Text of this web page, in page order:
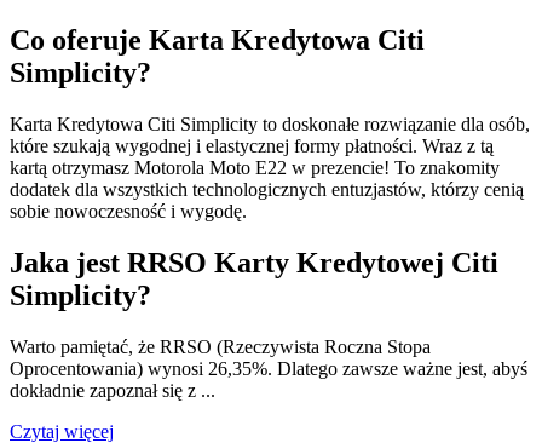
Co oferuje Karta Kredytowa Citi
Simplicity?
Karta Kredytowa Citi Simplicity to doskonałe rozwiązanie dla osób,
które szukają wygodnej i elastycznej formy płatności. Wraz z tą
kartą otrzymasz Motorola Moto E22 w prezencie! To znakomity
dodatek dla wszystkich technologicznych entuzjastów, którzy cenią
sobie nowoczesność i wygodę.
Jaka jest RRSO Karty Kredytowej Citi
Simplicity?
Warto pamiętać, że RRSO (Rzeczywista Roczna Stopa
Oprocentowania) wynosi 26,35%. Dlatego zawsze ważne jest, abyś
dokładnie zapoznał się z ...
Czytaj więcej